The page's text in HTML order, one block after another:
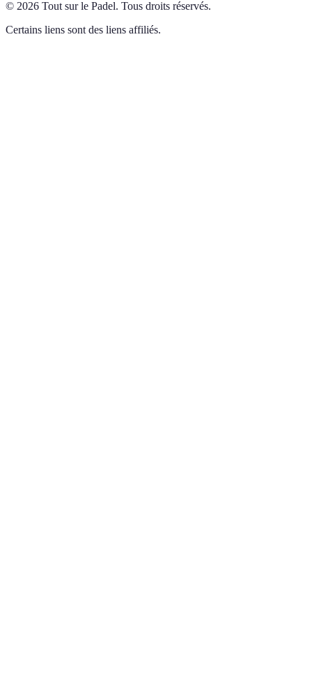
© 2026 Tout sur le Padel. Tous droits réservés.
Certains liens sont des liens affiliés.